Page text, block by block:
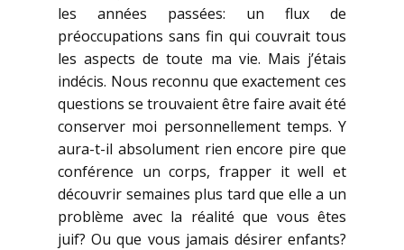
les années passées: un flux de
préoccupations sans fin qui couvrait tous
les aspects de toute ma vie. Mais j’étais
indécis. Nous reconnu que exactement ces
questions se trouvaient être faire avait été
conserver moi personnellement temps. Y
aura-t-il absolument rien encore pire que
conférence un corps, frapper it well et
découvrir semaines plus tard que elle a un
problème avec la réalité que vous êtes
juif? Ou que vous jamais désirer enfants?